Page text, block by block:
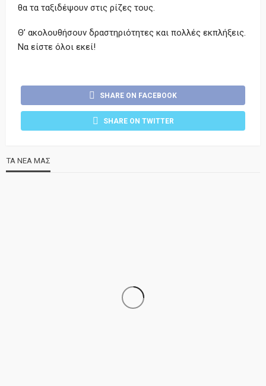
θα τα ταξιδέψουν στις ρίζες τους.
Θ’ ακολουθήσουν δραστηριότητες και πολλές εκπλήξεις.
Να είστε όλοι εκεί!
SHARE ON FACEBOOK
SHARE ON TWITTER
ΤΑ ΝΕΑ ΜΑΣ